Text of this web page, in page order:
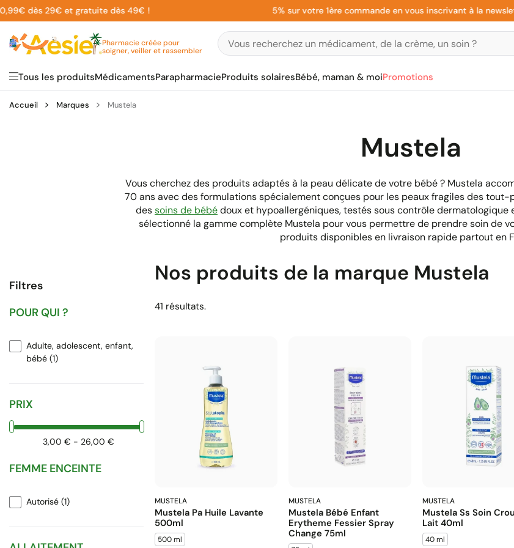
Aller
au
contenu
dès 29€ et gratuite dès 49€ ! 5% sur votre 1ère commande en vous inscrivant à la newsletter
Pharmacie créée pour
soigner, veiller et rassembler
Tous les produitsMédicamentsParapharmacieProduits solairesBébé, maman & moiPromotions
Accueil Marques Mustela
Mustela
Vous cherchez des produits adaptés à la peau délicate de votre bébé ? Mustela
70 ans avec des formulations spécialement conçues pour les peaux fragiles des
dessoins de bébédoux et hypoallergéniques, testés sous contrôle dermatologique
sélectionné la gamme complète Mustela pour vous permettre de prendre soin de
produits disponibles en livraison rapide partout en
Filtres
POUR QUI ?
Adulte, adolescent, enfant,
bébé (1)
PRIX
3,00 € - 26,00 €
FEMME ENCEINTE
Autorisé (1)
Nos produits de la marque Mustela
41 résultats.
MUSTELA
Mustela Pa Huile Lavante
500ml
500 ml
MUSTELA
Mustela Bébé Enfant
Erytheme Fessier Spray
Change 75ml
MUSTELA
Mustela Ss Soin
Lait 40ml
40 ml